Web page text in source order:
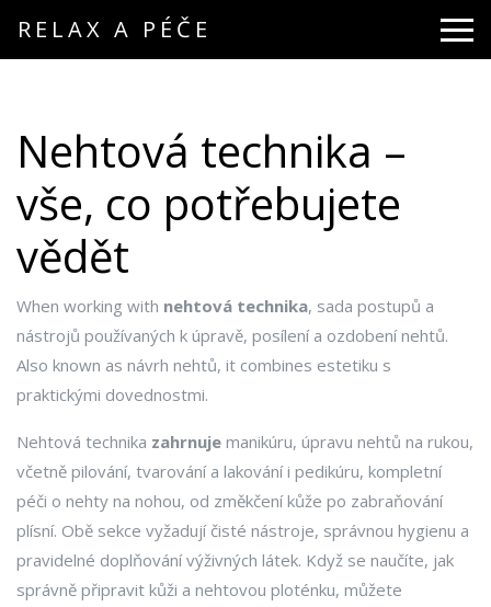
RELAX A PÉČE
Nehtová technika –
vše, co potřebujete
vědět
When working with nehtová technika, sada postupů a
nástrojů používaných k úpravě, posílení a ozdobení nehtů.
Also known as návrh nehtů, it combines estetiku s
praktickými dovednostmi.
Nehtová technika zahrnuje manikúru, úpravu nehtů na rukou,
včetně pilování, tvarování a lakováníi pedikúru, kompletní
péči o nehty na nohou, od změkčení kůže po zabraňování
plísní. Obě sekce vyžadují čisté nástroje, správnou hygienu a
pravidelné doplňování výživných látek. Když se naučíte, jak
správně připravit kůži a nehtovou ploténku, můžete